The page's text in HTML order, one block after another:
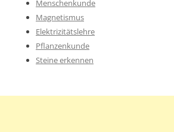
Menschenkunde
Magnetismus
Elektrizitätslehre
Pflanzenkunde
Steine erkennen